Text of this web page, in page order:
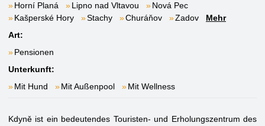
Horní Planá
Lipno nad Vltavou
Nová Pec
Kašperské Hory
Stachy Churáňov Zadov
Mehr
Art:
Pensionen
Unterkunft:
Mit Hund
Mit Außenpool Mit Wellness
Kdyně ist ein bedeutendes Touristen- und Erholungszentrum des